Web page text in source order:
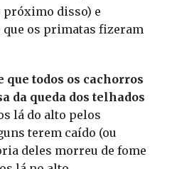
disso) e
os primatas fizeram
que todos os cachorros
da queda dos telhados
lá do alto pelos
terem caído (ou
deles morreu de fome